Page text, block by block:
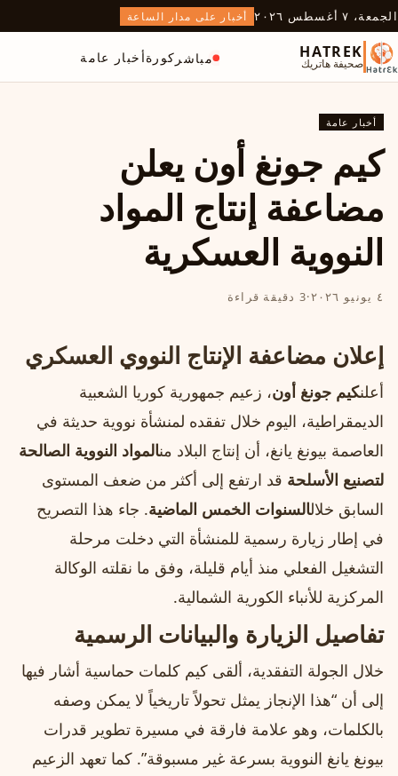
الجمعة، ٧ أغسطس ٢٠٢٦ أخبار على مدار الساعة
HATREK
صحيفة هاتريك مباشر كورةأخبار عامة
أخبار عامة
كيم جونغ أون يعلن
مضاعفة إنتاج المواد
النووية العسكرية
٤ يونيو ٢٠٢٦ ·3 دقيقة قراءة
إعلان مضاعفة الإنتاج النووي العسكري
أعلنكيم جونغ أون، زعيم جمهورية كوريا الشعبية
الديمقراطية، اليوم خلال تفقده لمنشأة نووية حديثة في
العاصمة بيونغ يانغ، أن إنتاج البلاد منالمواد النووية الصالحة
لتصنيع الأسلحة قد ارتفع إلى أكثر من ضعف المستوى
السابق خلالالسنوات الخمس الماضية. جاء هذا التصريح
في إطار زيارة رسمية للمنشأة التي دخلت مرحلة
التشغيل الفعلي منذ أيام قليلة، وفق ما نقلته الوكالة
المركزية للأنباء الكورية الشمالية.
تفاصيل الزيارة والبيانات الرسمية
خلال الجولة التفقدية، ألقى كيم كلمات حماسية أشار فيها
إلى أن “هذا الإنجاز يمثل تحولاً تاريخياً لا يمكن وصفه
بالكلمات، وهو علامة فارقة في مسيرة تطوير قدرات
بيونغ يانغ النووية بسرعة غير مسبوقة”. كما تعهد الزعيم